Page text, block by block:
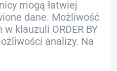
mogą łatwiej
dane. Możliwość
klauzuli ORDER BY
analizy. Na